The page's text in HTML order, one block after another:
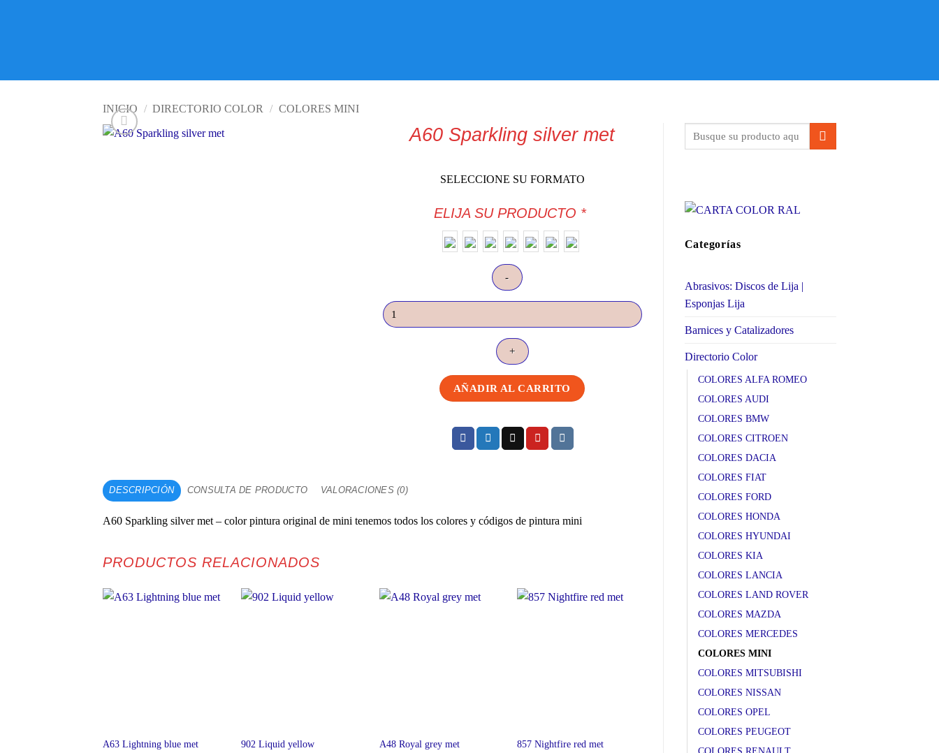
INICIO / DIRECTORIO COLOR / COLORES MINI
Categorías
Abrasivos: Discos de Lija |
Esponjas Lija
Barnices y Catalizadores
Directorio Color
COLORES ALFA ROMEO
COLORES AUDI
COLORES BMW
COLORES CITROEN
COLORES DACIA
COLORES FIAT
COLORES FORD
COLORES HONDA
COLORES HYUNDAI
COLORES KIA
COLORES LANCIA
COLORES LAND ROVER
COLORES MAZDA
COLORES MERCEDES
COLORES MINI
COLORES MITSUBISHI
COLORES NISSAN
COLORES OPEL
COLORES PEUGEOT
COLORES RENAULT
A60 Sparkling silver met
SELECCIONE SU FORMATO
ELIJA SU PRODUCTO *
A60
Sparkling
AÑADIR AL CARRITO
DESCRIPCIÓN CONSULTA DE PRODUCTO VALORACIONES (0)
A60 Sparkling silver met – color pintura original de mini tenemos todos los colores y códigos de pintura mini
PRODUCTOS RELACIONADOS
A63 Lightning blue met
902 Liquid yellow
A48 Royal grey met
857 Nightfire red met